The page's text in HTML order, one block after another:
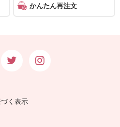
かんたん再注文
く表示